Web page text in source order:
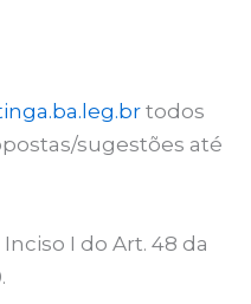
todos
sugestões até
I do Art. 48 da